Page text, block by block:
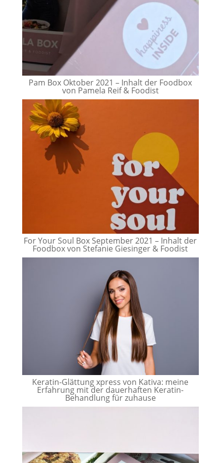
Pam Box Oktober 2021 – Inhalt der Foodbox
von Pamela Reif & Foodist
For Your Soul Box September 2021 – Inhalt der
Foodbox von Stefanie Giesinger & Foodist
Keratin-Glättung xpress von Kativa: meine
Erfahrung mit der dauerhaften Keratin-
Behandlung für zuhause